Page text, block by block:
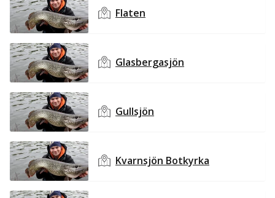
Flaten
Glasbergasjön
Gullsjön
Kvarnsjön Botkyrka